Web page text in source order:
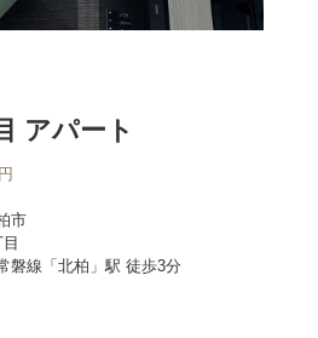
アパート
市
磐線「北柏」駅 徒歩3分